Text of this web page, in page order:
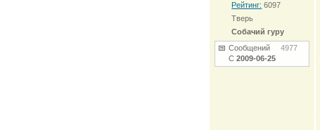
Рейтинг: 6097
Тверь
Собачий гуру
Сообщений4977
С2009-06-25